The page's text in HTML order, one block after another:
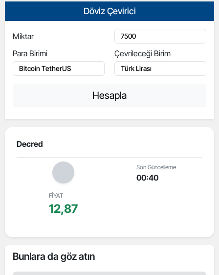
Döviz Çevirici
Miktar
Para Birimi
Çevrileceği Birim
Hesapla
Decred
Son Güncelleme
00:40
FİYAT
12,87
Bunlara da göz atın